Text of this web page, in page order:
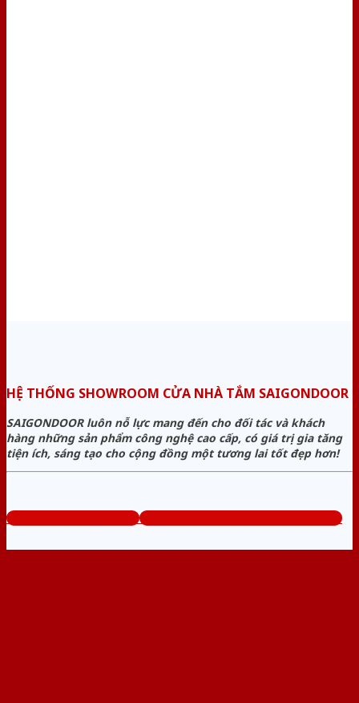
HỆ THỐNG SHOWROOM CỬA NHÀ TẮM SAIGONDOOR
SAIGONDOOR luôn nỗ lực mang đến cho đối tác và khách
hàng những sản phẩm công nghệ cao cấp, có giá trị gia tăng
tiện ích, sáng tạo cho cộng đồng một tương lai tốt đẹp hơn!
www.cuanhuavango.com Tổng đài tư vấn miễn phí: 0824.400.400